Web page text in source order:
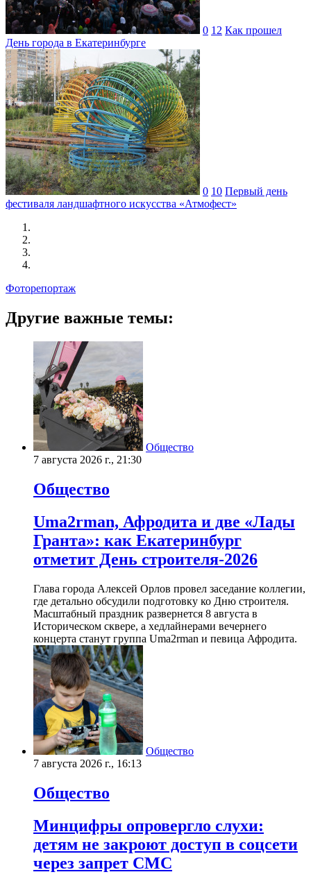
0 12 Как прошел
День города в Екатеринбурге
0 10 Первый день
фестиваля ландшафтного искусства «Атмофест»
Фоторепортаж
Другие важные темы:
Общество
7 августа 2026 г., 21:30
Общество
Uma2rman, Афродита и две «Лады
Гранта»: как Екатеринбург
отметит День строителя-2026
Глава города Алексей Орлов провел заседание коллегии,
где детально обсудили подготовку ко Дню строителя.
Масштабный праздник развернется 8 августа в
Историческом сквере, а хедлайнерами вечернего
концерта станут группа Uma2rman и певица Афродита.
Общество
7 августа 2026 г., 16:13
Общество
Минцифры опровергло слухи:
детям не закроют доступ в соцсети
через запрет СМС